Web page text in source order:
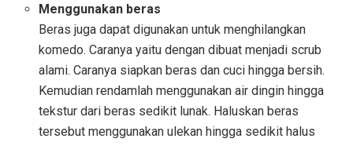
Menggunakan beras
Beras juga dapat digunakan untuk menghilangkan
komedo. Caranya yaitu dengan dibuat menjadi scrub
alami. Caranya siapkan beras dan cuci hingga bersih.
Kemudian rendamlah menggunakan air dingin hingga
tekstur dari beras sedikit lunak. Haluskan beras
tersebut menggunakan ulekan hingga sedikit halus